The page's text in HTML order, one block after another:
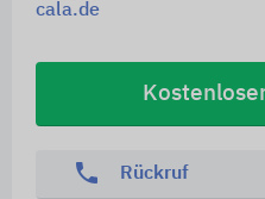
cala.de
phone Rückruf